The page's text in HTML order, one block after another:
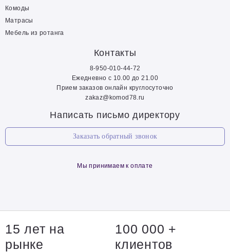
Комоды
Матрасы
Мебель из ротанга
Контакты
8-950-010-44-72
Ежедневно с 10.00 до 21.00
Прием заказов онлайн круглосуточно
zakaz@komod78.ru
Написать письмо директору
Заказать обратный звонок
Мы принимаем к оплате
15 лет на
рынке
100 000 +
клиентов